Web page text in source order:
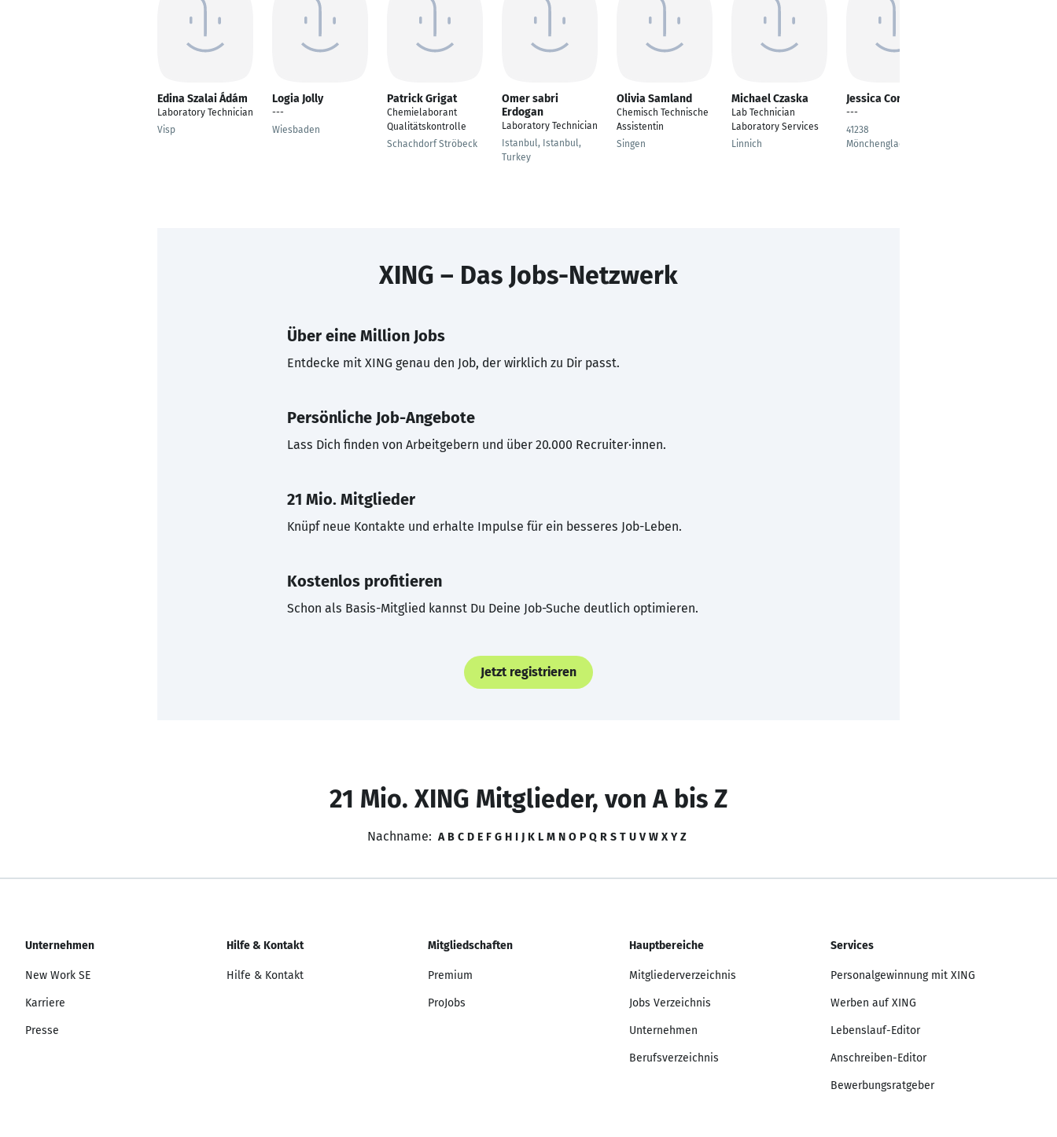
Edina Szalai Ádám
Laboratory Technician
Visp
Logia Jolly
---
Wiesbaden
Patrick Grigat
Chemielaborant
Qualitätskontrolle
Schachdorf Ströbeck
Omer sabri
Erdogan
Laboratory Technician
Istanbul, Istanbul,
Turkey
Olivia Samland
Chemisch Technische
Assistentin
Singen
Michael Czaska
Lab Technician
Laboratory Services
Linnich
Jessica Corsten
---
41238
Mönchengladbach
XING – Das Jobs-Netzwerk
Über eine Million Jobs
Entdecke mit XING genau den Job, der wirklich zu Dir passt.
Persönliche Job-Angebote
Lass Dich finden von Arbeitgebern und über 20.000 Recruiter·innen.
21 Mio. Mitglieder
Knüpf neue Kontakte und erhalte Impulse für ein besseres Job-Leben.
Kostenlos profitieren
Schon als Basis-Mitglied kannst Du Deine Job-Suche deutlich optimieren.
Jetzt registrieren
21 Mio. XING Mitglieder, von A bis Z
Nachname: A B C D E F G H I J K L M N O P Q R S T U V W X Y Z
Unternehmen
New Work SE
Karriere
Presse
Hilfe & Kontakt
Hilfe & Kontakt
Mitgliedschaften
Premium
ProJobs
Hauptbereiche
Mitgliederverzeichnis
Jobs Verzeichnis
Unternehmen
Berufsverzeichnis
Services
Personalgewinnung mit XING
Werben auf XING
Lebenslauf-Editor
Anschreiben-Editor
Bewerbungsratgeber